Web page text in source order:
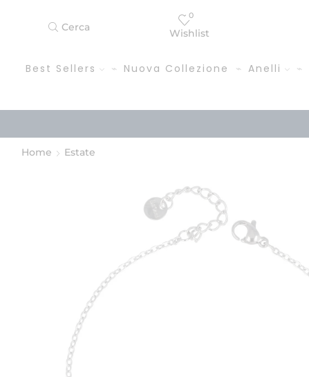
Cerca
0
Wishlist
Best Sellers Nuova Collezione Anelli
Home Estate